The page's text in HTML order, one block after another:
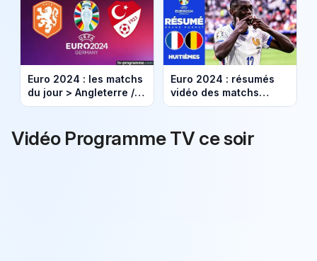
Euro 2024 : les matchs
du jour > Angleterre /
Suisse et Pays-Bas /
Euro 2024 : résumés
vidéo des matchs
France / Belgique et
Vidéo Programme TV ce soir